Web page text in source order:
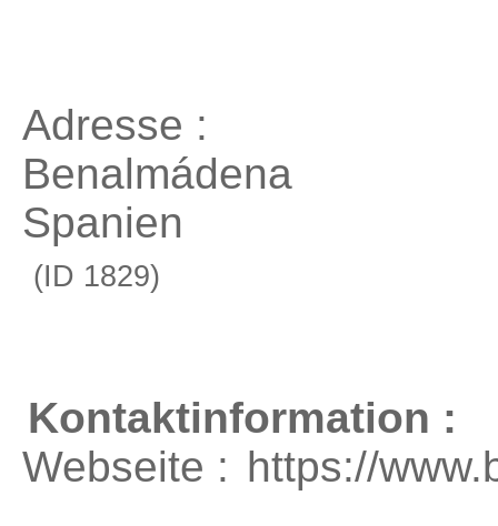
Adresse :
Benalmádena
Spanien
(ID 1829)
Kontaktinformation :
Webseite : https://